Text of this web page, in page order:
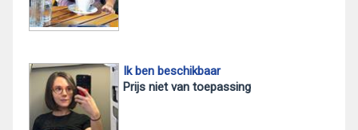
Ik ben beschikbaar
Prijs niet van toepassing